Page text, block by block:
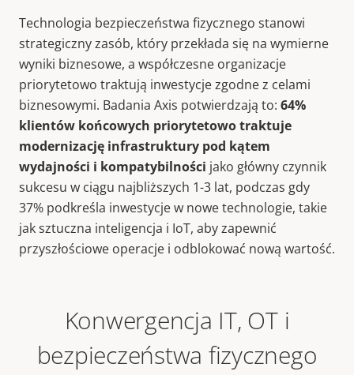
Technologia bezpieczeństwa fizycznego stanowi
strategiczny zasób, który przekłada się na wymierne
wyniki biznesowe, a współczesne organizacje
priorytetowo traktują inwestycje zgodne z celami
biznesowymi. Badania Axis potwierdzają to: 64%
klientów końcowych priorytetowo traktuje
modernizację infrastruktury pod kątem
wydajności i kompatybilności jako główny czynnik
sukcesu w ciągu najbliższych 1-3 lat, podczas gdy
37% podkreśla inwestycje w nowe technologie, takie
jak sztuczna inteligencja i IoT, aby zapewnić
przyszłościowe operacje i odblokować nową wartość.
Konwergencja IT, OT i
bezpieczeństwa fizycznego